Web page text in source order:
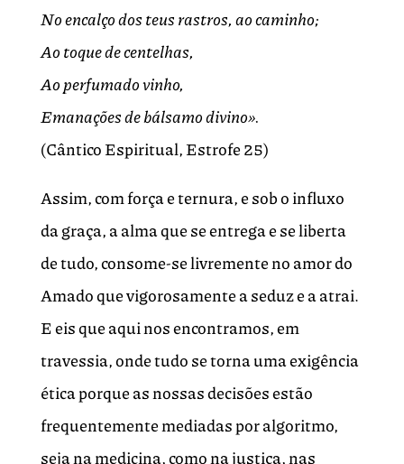
No encalço dos teus rastros, ao caminho;
Ao toque de centelhas,
Ao perfumado vinho,
Emanações de bálsamo divino».
(Cântico Espiritual, Estrofe 25)
Assim, com força e ternura, e sob o influxo
da graça, a alma que se entrega e se liberta
de tudo, consome-se livremente no amor do
Amado que vigorosamente a seduz e a atrai.
E eis que aqui nos encontramos, em
travessia, onde tudo se torna uma exigência
ética porque as nossas decisões estão
frequentemente mediadas por algoritmo,
seja na medicina, como na justiça, nas